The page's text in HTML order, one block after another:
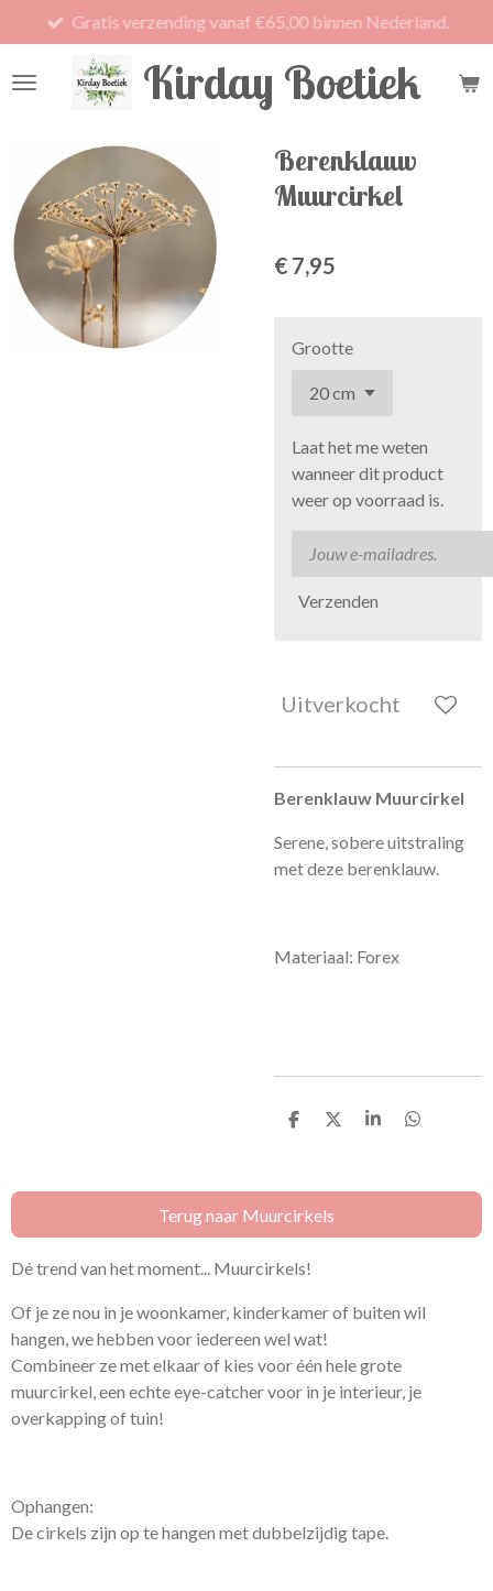
direct
naar
Kirday Boetiek
Gratis verzending vanaf €65,00 binnen Nederland.
Berenklauw
Muurcirkel
€ 7,95
Grootte
Laat het me weten
wanneer dit product
weer op voorraad is.
Verzenden
Uitverkocht
Berenklauw Muurcirkel
Serene, sobere uitstraling
met deze berenklauw.
Materiaal: Forex
D
n
D
S
e
D
n
Terug naar Muurcirkels
Dé trend van het moment... Muurcirkels!
Of je ze nou in je woonkamer, kinderkamer of buiten wil
hangen, we hebben voor iedereen wel wat!
Combineer ze met elkaar of kies voor één hele grote
muurcirkel, een echte eye-catcher voor in je interieur, je
overkapping of tuin!
Ophangen:
De cirkels zijn op te hangen met dubbelzijdig tape.